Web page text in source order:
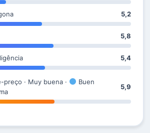
5,2
5,8
5,4
preço · Muy buena ·
Buen
5,9